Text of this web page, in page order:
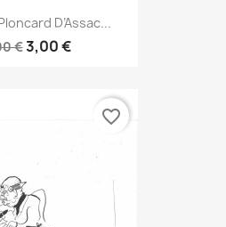
D’Assac...
€3,00 €
favorite_border